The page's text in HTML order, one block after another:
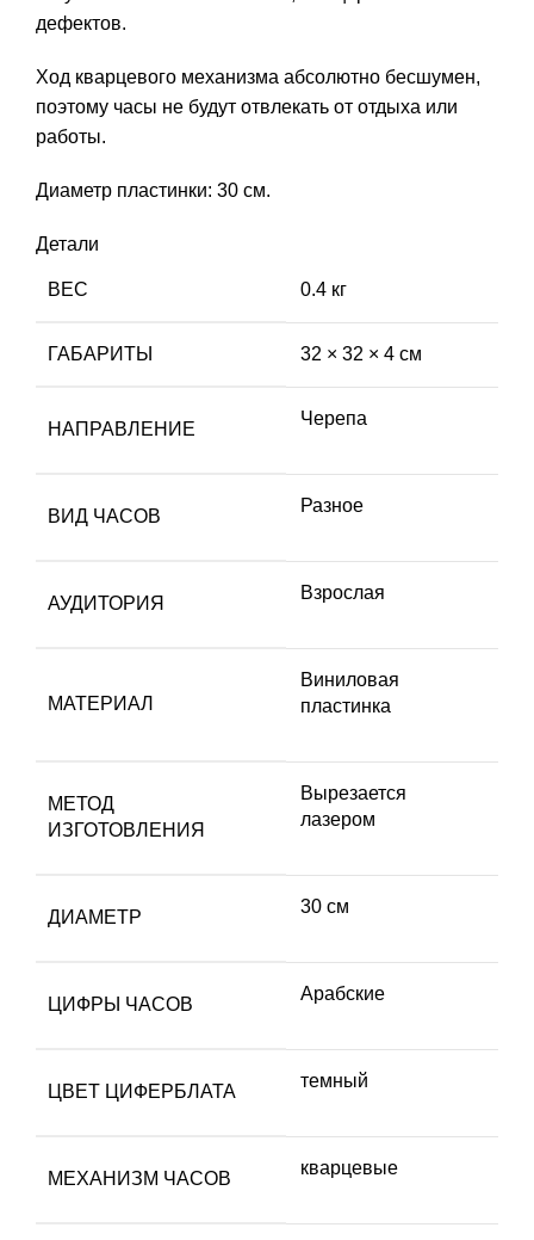
дефектов.
Ход кварцевого механизма абсолютно бесшумен,
поэтому часы не будут отвлекать от отдыха или
работы.
Диаметр пластинки: 30 см.
Детали
ВЕС 0.4 кг
ГАБАРИТЫ 32 × 32 × 4 см
НАПРАВЛЕНИЕ
Черепа
ВИД ЧАСОВ
Разное
АУДИТОРИЯ
Взрослая
МАТЕРИАЛ
Виниловая
пластинка
МЕТОД
ИЗГОТОВЛЕНИЯ
Вырезается
лазером
ДИАМЕТР
30 см
ЦИФРЫ ЧАСОВ
Арабские
ЦВЕТ ЦИФЕРБЛАТА
темный
МЕХАНИЗМ ЧАСОВ
кварцевые